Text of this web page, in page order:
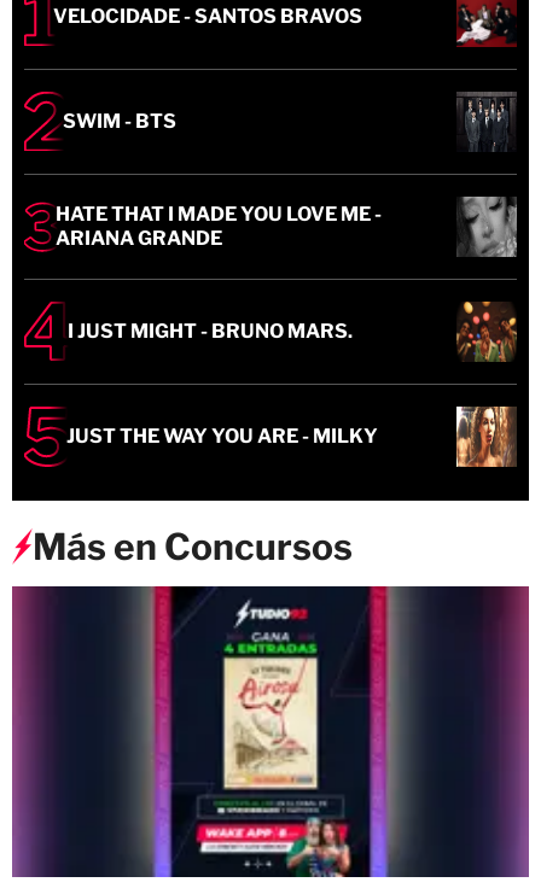
VELOCIDADE - SANTOS BRAVOS
SWIM - BTS
HATE THAT I MADE YOU LOVE ME -
ARIANA GRANDE
I JUST MIGHT - BRUNO MARS.
JUST THE WAY YOU ARE - MILKY
Más en Concursos